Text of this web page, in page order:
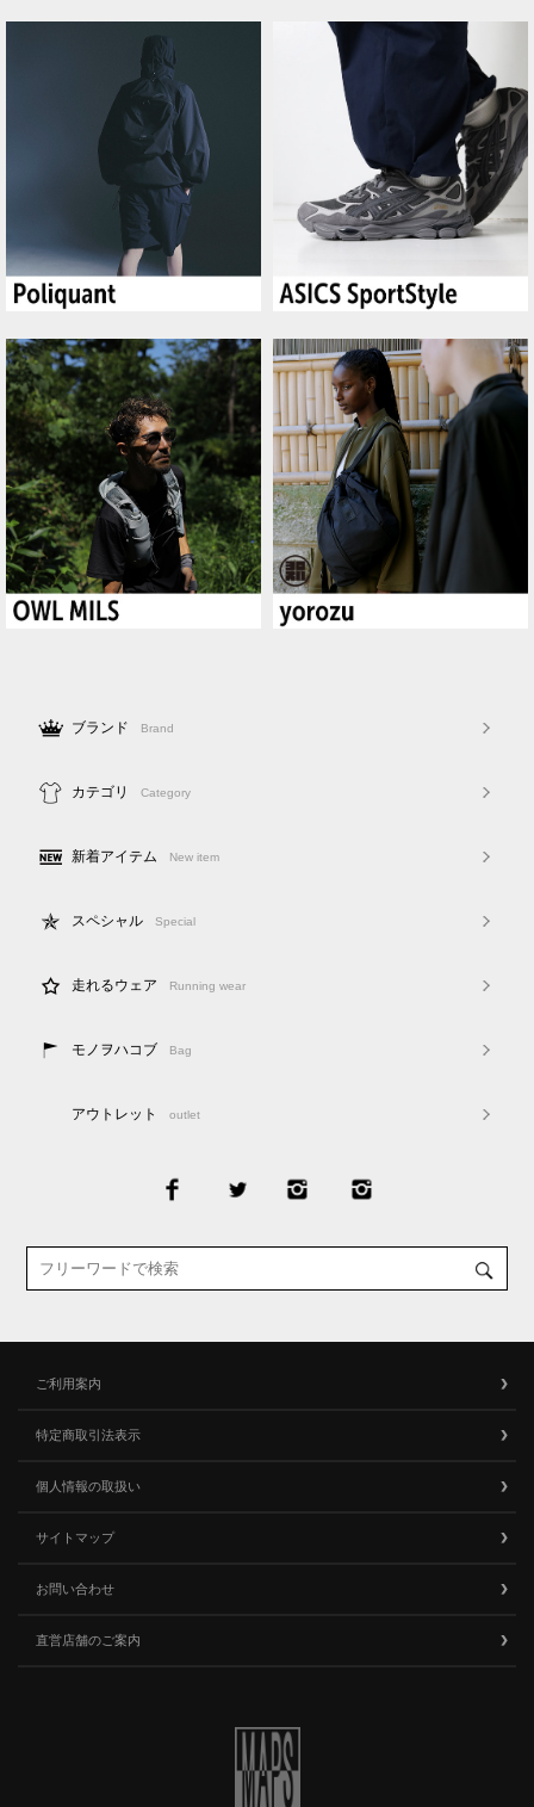
ブランド Brand
カテゴリ Category
新着アイテム New item
スペシャル Special
走れるウェア Running wear
モノヲハコブ Bag
アウトレット outlet
ご利用案内
特定商取引法表示
個人情報の取扱い
サイトマップ
お問い合わせ
直営店舗のご案内